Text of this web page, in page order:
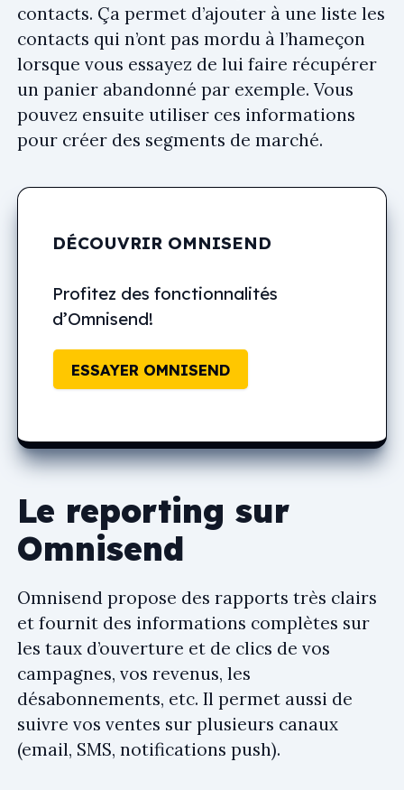
contacts. Ça permet d’ajouter à une liste les
contacts qui n’ont pas mordu à l’hameçon
lorsque vous essayez de lui faire récupérer
un panier abandonné par exemple. Vous
pouvez ensuite utiliser ces informations
pour créer des segments de marché.
DÉCOUVRIR OMNISEND
Profitez des fonctionnalités
d’Omnisend!
ESSAYER OMNISEND
Le reporting sur
Omnisend
Omnisend propose des rapports très clairs
et fournit des informations complètes sur
les taux d’ouverture et de clics de vos
campagnes, vos revenus, les
désabonnements, etc. Il permet aussi de
suivre vos ventes sur plusieurs canaux
(email, SMS, notifications push).